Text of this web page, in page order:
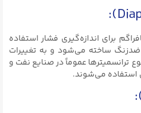
برای اندازه‌گیری فشار استفاده
ضدزنگ ساخته می‌شود و به تغییرات
عموماً در صنایع نفت و
استفاده می‌شوند.